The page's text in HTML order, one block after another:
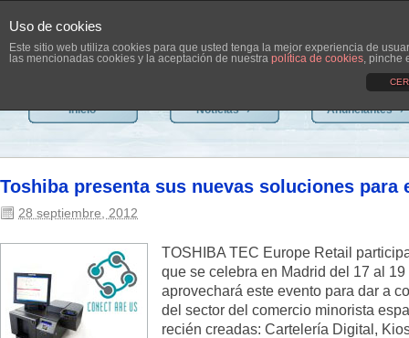
Inicio Noticias › Anunciantes ›
Toshiba presenta sus nuevas soluciones para
28 septiembre, 2012
TOSHIBA TEC Europe Retail
que se celebra en Madrid del 17 al
aprovechará este evento para dar a
del sector del comercio minorista
recién creadas: Cartelería Digital,
Uso de cookies
Este sitio web utiliza cookies para que usted tenga la mejor experiencia de
las mencionadas cookies y la aceptación de nuestra política de cookies, pinche